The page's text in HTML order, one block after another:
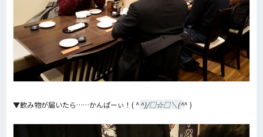
▼飲み物が届いたら……かんぱーぃ！( ^^)/□☆□＼(^^ )